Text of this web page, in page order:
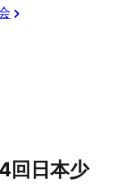
回日本少